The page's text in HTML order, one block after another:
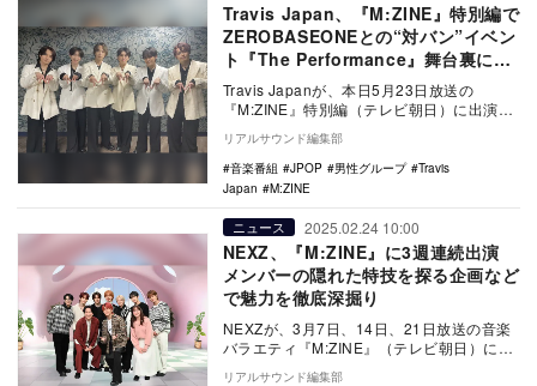
Travis Japan、『M:ZINE』特別編で
ZEROBASEONEとの“対バン”イベン
ト『The Performance』舞台裏に密
着
Travis Japanが、本日5月23日放送の
『M:ZINE』特別編（テレビ朝日）に出演。
3月28日に行われた音楽イベント『T…
リアルサウンド編集部
音楽番組
JPOP 男性グループ
Travis
Japan
M:ZINE
ニュース 2025.02.24 10:00
NEXZ、『M:ZINE』に3週連続出演
メンバーの隠れた特技を探る企画など
で魅力を徹底深掘り
NEXZが、3月7日、14日、21日放送の音楽
バラエティ『M:ZINE』（テレビ朝日）に、
3月のピックアップアーティストとして出…
リアルサウンド編集部